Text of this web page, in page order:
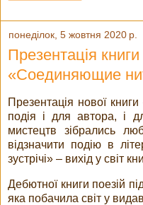
понеділок, 5 жовтня 2020 р.
Презентація
«Соединяющие
Презентація нової
подія і для автора, і
мистецтв зібрались
відзначити подію в
зустрічі» – вихід у світ
Дебютної книги поезій
яка побачила світ у